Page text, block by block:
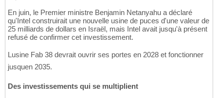
En juin, le Premier ministre Benjamin Netanyahu a déclaré
qu'Intel construirait une nouvelle usine de puces d'une valeur de
25 milliards de dollars en Israël, mais Intel avait jusqu'à présent
refusé de confirmer cet investissement.
Lusine Fab 38 devrait ouvrir ses portes en 2028 et fonctionner
jusquen 2035.
Des investissements qui se multiplient